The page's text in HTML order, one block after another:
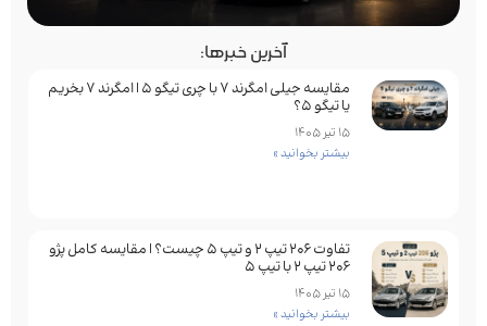
آخرین خبرها:
مقایسه جیلی امگرند 7 با چری تیگو 5 | امگرند 7 بخریم
یا تیگو 5؟
15 تیر 1405
بیشتر بخوانید »
تفاوت ۲۰۶ تیپ ۲ و تیپ ۵ چیست؟ | مقایسه کامل پژو
۲۰۶ تیپ ۲ با تیپ ۵
15 تیر 1405
بیشتر بخوانید »